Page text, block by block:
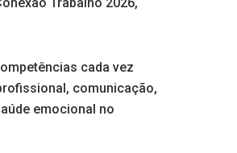
Trabalho 2026,
cada vez
comunicação,
emocional no